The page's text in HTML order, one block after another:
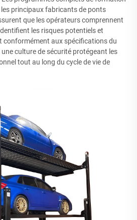
principaux fabricants de ponts
que les opérateurs comprennent
les risques potentiels et
conformément aux spécifications du
culture de sécurité protégeant les
tout au long du cycle de vie de